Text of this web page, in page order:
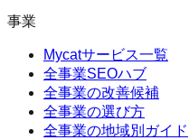
事業
Mycatサービス一覧
全事業SEOハブ
全事業の改善候補
全事業の選び方
全事業の地域別ガイド